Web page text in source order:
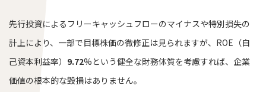
先行投資によるフリーキャッシュフローのマイナスや特別損失の
計上により、一部で目標株価の微修正は見られますが、ROE（自
己資本利益率） 9.72%という健全な財務体質を考慮すれば、企業
価値の根本的な毀損はありません。